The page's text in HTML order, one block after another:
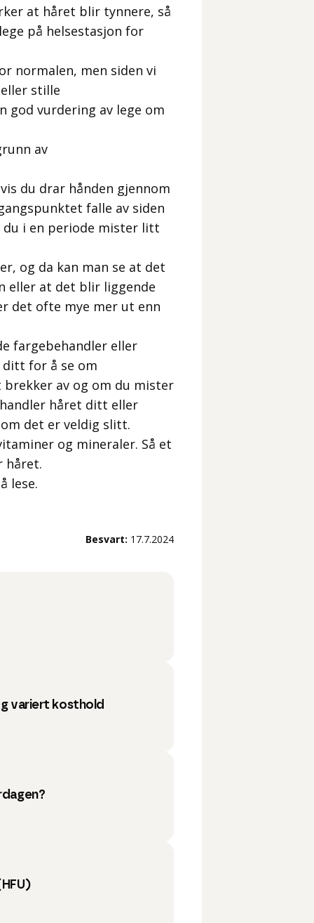
at håret blir tynnere, så
på helsestasjon for
normalen, men siden vi
stille
god vurdering av lege om
av
du drar hånden gjennom
falle av siden
du i en periode mister litt
og da kan man se at det
eller at det blir liggende
det ofte mye mer ut enn
fargebehandler eller
for å se om
av og om du mister
håret ditt eller
det er veldig slitt.
og mineraler. Så et
håret.
lese.
Besvart: 17.7.2024
variert kosthold